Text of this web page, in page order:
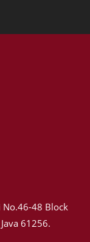
No.46-48 Block
61256.